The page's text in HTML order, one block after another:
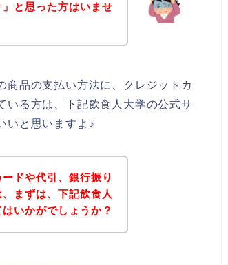
と思った方はいませ
商品の支払い方法に、クレジットカ
いる方は、下記飲食人大学の公式サ
いと思いますよ♪
ドや代引、銀行振り
まずは、下記飲食人
いかがでしょうか？